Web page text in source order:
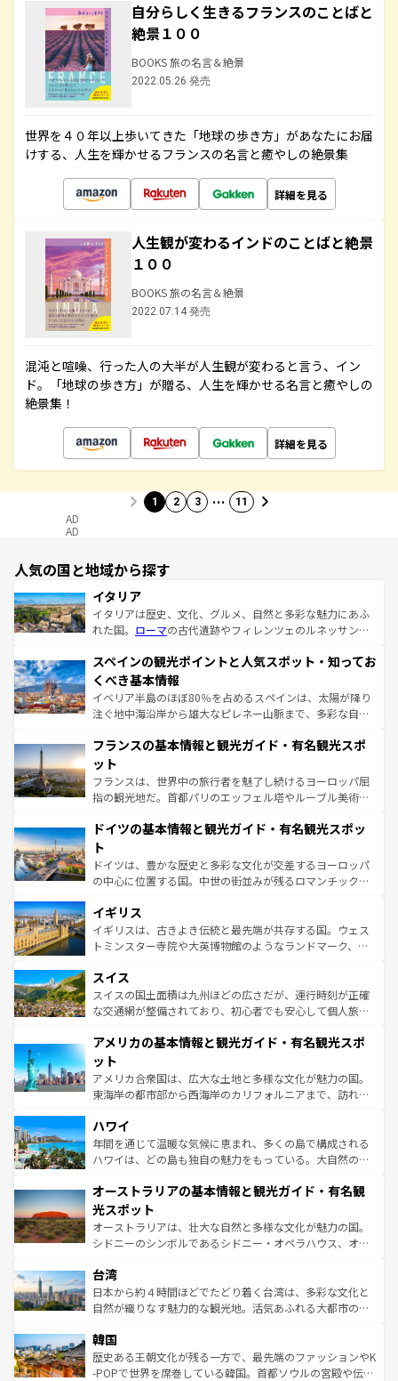
自分らしく生きるフランスのことばと
絶景１００
BOOKS 旅の名言＆絶景
2022.05.26 発売
世界を４０年以上歩いてきた「地球の歩き方」があなたにお届
けする、人生を輝かせるフランスの名言と癒やしの絶景集
詳細を見る
人生観が変わるインドのことばと絶景
１００
BOOKS 旅の名言＆絶景
2022.07.14 発売
混沌と喧噪、行った人の大半が人生観が変わると言う、イン
ド。「地球の歩き方」が贈る、人生を輝かせる名言と癒やしの
絶景集！
詳細を見る
1 2 3 … 11
AD
AD
人気の国と地域から探す
イタリア
イタリアは歴史、文化、グルメ、自然と多彩な魅力にあふ
れた国。 ローマの古代遺跡やフィレンツェのルネッサンス
ろん、トスカーナの美しい田園風景やアマルフィ海岸の絶
景など、自然景観も見逃せない。観光の合間には、本場の
ピザやパスタなど、絶品のイタリア料理を堪能することも
できる。朝目覚めてから夜眠るまで、すべての瞬間を楽し
なお、新着のイタリア情報はコンテンツ一覧を参照してほ
しい。
スペインの観光ポイントと人気スポット・知ってお
くべき基本情報
イベリア半島のほぼ80％を占めるスペインは、太陽が降り
注ぐ地中海沿岸から雄大なピレネー山脈まで、多彩な自然
文化が根付くこの国では、情熱的なフラメンコ、熱気あふ
れる闘牛、そして美味しいタパスが生活の一部となってい
る。首都マドリードの洗練された雰囲気や、バルセロナの
アートに溢れた街角から、地方では古代ローマ遺跡や中世
せる。地方によって風土や気候が異なるスペインはその個
ンテンツ一覧 を参照してほしい。
フランスの基本情報と観光ガイド・有名観光スポ
ット
フランスは、世界中の旅行者を魅了し続けるヨーロッパ屈
指の観光地だ。首都パリのエッフェル塔やルーブル美術館
で、幅広い魅力が詰まっている。華麗な宮殿、歴史的な大
聖堂、美しいビーチ、そして豊かな自然が、訪れる者を心
から魅了する。また、フランスは美食の国としても知ら
れ、フランス料理はユネスコ無形文化遺産にも登録されて
香り高いラベンダー畑など、多彩な楽しみ方が可能だ。さ
らに、パリ以外の地域にも魅力が溢れており、どの街角に
も豊かな歴史と文化が息づいている。パリ以外の個性あふ
を参照してほしい。
ドイツの基本情報と観光ガイド・有名観光スポッ
ト
ドイツは、豊かな歴史と多彩な文化が交差するヨーロッパ
の中心に位置する国。中世の街並みが残るロマンチック街
顔を持つこの国は、どこを歩いても飽きることがない。ベ
ルリンの文化的活気、バイエルン州のアルプスの絶景、そ
してライン川沿いのワイン畑といった風景は必見。ビール
は、お酒好きな人にはぜひ体験してほしい。 なお、新着の
ドイツ情報はコンテンツ一覧を参照してほしい。
イギリス
イギリスは、古きよき伝統と最先端が共存する国。ウェス
トミンスター寺院や大英博物館のようなランドマーク、歴
リアごとに異なる魅力がある。また、優雅なアフタヌーン
ティー、ビール好きにはたまらない英国パブ、サッカー観
戦など、本場だからこそできる体験も豊富。イギリスを旅
ンツ一覧を参照してほしい。
スイス
スイスの国土面積は九州ほどの広さだが、運行時刻が正確
な交通網が整備されており、初心者でも安心して個人旅行
の建物がそのまま残る町や、スイスならではのユニークな
博物館もあり、アルプス観光だけでなく町歩きも満喫する
ことができる。国民の所得が高いため物価も高いが、旅行
者向けの交通パス提供のサービスもあり、うまく活用すれ
着のスイス情報は
アメリカの基本情報と観光ガイド・有名観光スポ
ット
アメリカ合衆国は、広大な土地と多様な文化が魅力の国。
東海岸の都市部から西海岸のカリフォルニアまで、訪れる
のような巨大都市は、観光、ショッピング、エンターテイ
ンメントが詰まった刺激的なスポットだ。一方、アメリカ
西部には大自然が広がり、グランドキャニオンやイエロー
部のニューオーリンズでは、音楽と美食が融合した独特の
文化が魅力。旅行者はアメリカの各地域で異なる魅力を楽
しみながら、その多様性と豊かな歴史を感じることができ
るだろう。車でのロードトリップや列車の旅も、アメリカ
情報は
ハワイ
年間を通じて温暖な気候に恵まれ、多くの島で構成される
ハワイは、どの島も独自の魅力をもっている。大自然の神
ワイ島は見逃せない。また、定番の観光地といえばオアフ
島だが、静かな自然を求めるならマウイ島やカウアイ島が
おすすめ。エメラルドグリーンに輝く海をはじめ、豊かな
文化や歴史が息づいている。「アロハスピリット」と呼ば
人々、おいしいローカルフードやハワイアンミュージッ
ク、伝統的なフラダンスなど、すべてがハワイの魅力を彩
っている。訪れるたびに新しい発見と感動が待っているハ
はコンテンツ一覧
オーストラリアの基本情報と観光ガイド・有名観
光スポット
オーストラリアは、壮大な自然と多様な文化が魅力の国。
シドニーのシンボルであるシドニー・オペラハウス、オー
リアリーフや大陸中央部にそびえるウルル（エアーズロッ
ク）、タスマニアの美しい原生林やケアンズの熱帯雨林な
ど、見どころがたくさん。また、カフェやワイン、オージ
いる。アクティビティも充実しており、サーフィンやダイ
ビング、ハイキングなど、アウトドア好きにはたまらな
い。オーストラリアの多彩な魅力を存分に味わいつくそ
台湾
日本から約４時間ほどでたどり着く台湾は、多彩な文化と
自然が織りなす魅力的な観光地。活気あふれる大都市の台
ン）、静ひつな山岳地帯である台湾東部など、都市の喧騒
と山間の静けさが共存しており、訪れる人に新しい発見と
驚きをもたらしてくれる。また、奥深い台湾の食文化も魅
韓国
歴史ある王朝文化が残る一方で、最先端のファッションやK
-POPで世界を席巻している韓国。首都ソウルの宮殿や伝統